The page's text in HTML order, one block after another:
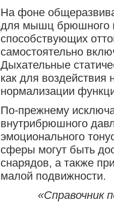
На фоне
для мышц брюшного
способствующих
самостоятельно
Дыхательные
как для
нормализации
По-прежнему
внутрибрюшного
эмоционального
сферы могут быть
снарядов, а также
малой подвижности.
«Справочник